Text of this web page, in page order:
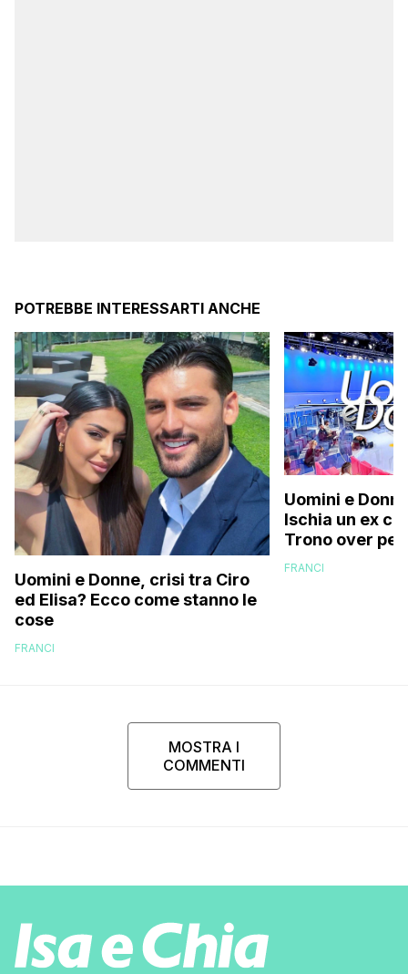
POTREBBE INTERESSARTI ANCHE
Uomini e Donne, crisi tra Ciro
ed Elisa? Ecco come stanno le
cose
FRANCI
Uomini e
Ischia un ex
Trono over
documenti
FRANCI
MOSTRA I
COMMENTI